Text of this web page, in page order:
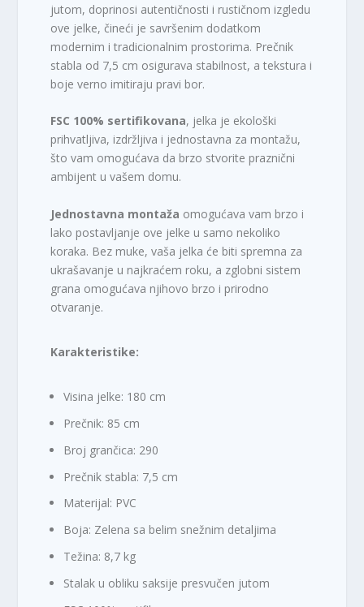
jutom, doprinosi autentičnosti i rustičnom izgledu
ove jelke, čineći je savršenim dodatkom
modernim i tradicionalnim prostorima. Prečnik
stabla od 7,5 cm osigurava stabilnost, a tekstura i
boje verno imitiraju pravi bor.
FSC 100% sertifikovana, jelka je ekološki
prihvatljiva, izdržljiva i jednostavna za montažu,
što vam omogućava da brzo stvorite praznični
ambijent u vašem domu.
Jednostavna montaža omogućava vam brzo i
lako postavljanje ove jelke u samo nekoliko
koraka. Bez muke, vaša jelka će biti spremna za
ukrašavanje u najkraćem roku, a zglobni sistem
grana omogućava njihovo brzo i prirodno
otvaranje.
Karakteristike:
Visina jelke: 180 cm
Prečnik: 85 cm
Broj grančica: 290
Prečnik stabla: 7,5 cm
Materijal: PVC
Boja: Zelena sa belim snežnim detaljima
Težina: 8,7 kg
Stalak u obliku saksije presvučen jutom